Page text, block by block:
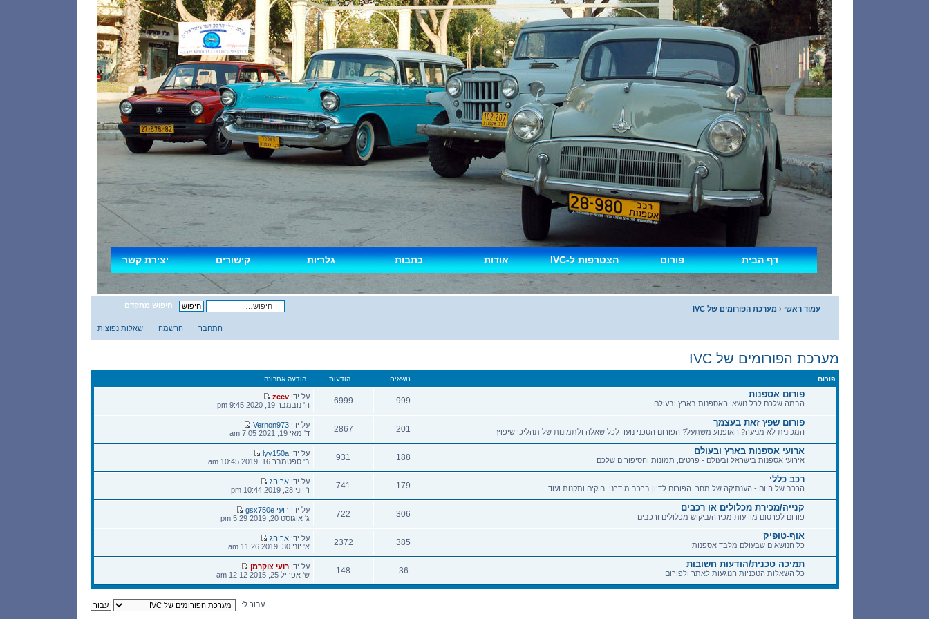
יצירת קשר קישורים גלריות כתבות אודות הצטרפות ל-IVC פורום דף הבית
עמוד ראשי ‹ מערכת הפורומים של IVC חיפוש מתקדם
שאלות נפוצות הרשמה התחבר
מערכת הפורומים של IVC
פורום נושאים הודעות הודעה אחרונה
פורום אספנות
הבמה שלכם לכל נושאי האספנות בארץ ובעולם
999
6999
הודעה
אחרונה
על ידיzeev
ה' נובמבר 19, 2020 9:45 pm
פורום שפץ זאת בעצמך
המכונית לא מניעה? האופנוע משתעל? הפורום הטכני נועד לכל שאלה ולתמונות של תהליכי שיפוץ
201
2867
הודעה
אחרונה
על ידיVernon973
ד' מאי 19, 2021 7:05 am
ארועי אספנות בארץ ובעולם
אירועי אספנות בישראל ובעולם - פרטים, תמונות והסיפורים שלכם
188
931
הודעה
אחרונה
על ידיlyy150a
ב' ספטמבר 16, 2019 10:45 am
רכב כללי
הרכב של היום - הענתיקה של מחר. הפורום לדיון ברכב מודרני, חוקים ותקנות ועוד
179
741
הודעה
אחרונה
על ידיאריהג
ו' יוני 28, 2019 10:44 pm
קנייה/מכירת מכלולים או רכבים
פורום לפרסום מודעות מכירה/ביקוש מכלולים ורכבים
306
722
הודעה
אחרונה
על ידי רועי gsx750e
ג' אוגוסט 20, 2019 5:29 pm
אוף-טופיק
כל הנושאים שבעולם מלבד אספנות
385
2372
הודעה
אחרונה
על ידיאריהג
א' יוני 30, 2019 11:26 am
תמיכה טכנית/הודעות חשובות
כל השאלות הטכניות הנוגעות לאתר ולפורום
36
נושאים
148
הודעות
הודעה
אחרונה
על ידירועי צוקרמן
ש' אפריל 25, 2015 12:12 am
עבור ל: